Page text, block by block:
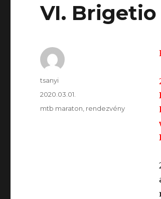
VI.
Szerző
tsanyi
Közzétéve
2020.03.01.
Kategória
mtb maraton rendezvény